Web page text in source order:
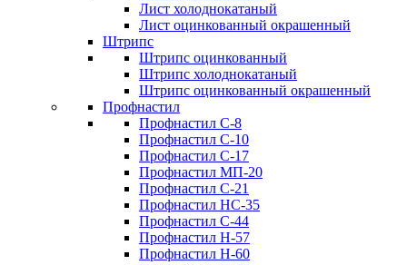
Лист холоднокатаный
Лист оцинкованный окрашенный
Штрипс
Штрипс оцинкованный
Штрипс холоднокатаный
Штрипс оцинкованный окрашенный
Профнастил
Профнастил С-8
Профнастил С-10
Профнастил С-17
Профнастил МП-20
Профнастил С-21
Профнастил НС-35
Профнастил С-44
Профнастил Н-57
Профнастил Н-60